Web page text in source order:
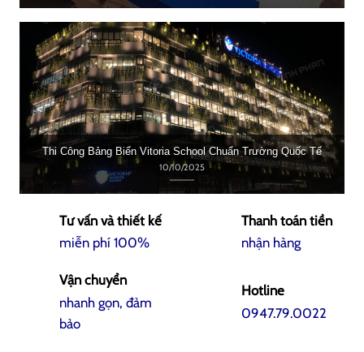
Thi Công Bảng Biển Vitoria School Chuẩn Trường Quốc Tế
10/10/2025
Tư vấn và thiết kế
miễn phí 100%
Thanh toán tiền
nhận hàng
Vận chuyển
nhanh gọn, đảm
bảo
Hotline
0947.79.0022